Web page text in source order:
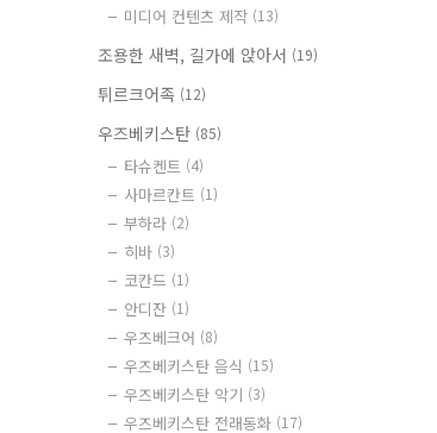
미디어 컨텐츠 제작 (13)
조용한 새벽, 길가에 앉아서 (19)
튀르크어족 (12)
우즈베키스탄 (85)
타슈켄트 (4)
사마르칸트 (1)
부하라 (2)
히바 (3)
코칸드 (1)
안디잔 (1)
우즈베크어 (8)
우즈베키스탄 음식 (15)
우즈베키스탄 악기 (3)
우즈베키스탄 전래동화 (17)